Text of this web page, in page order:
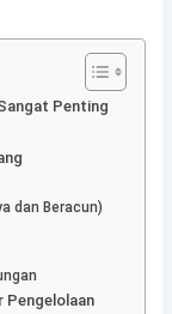
Penting
dan Beracun)
Pengelolaan